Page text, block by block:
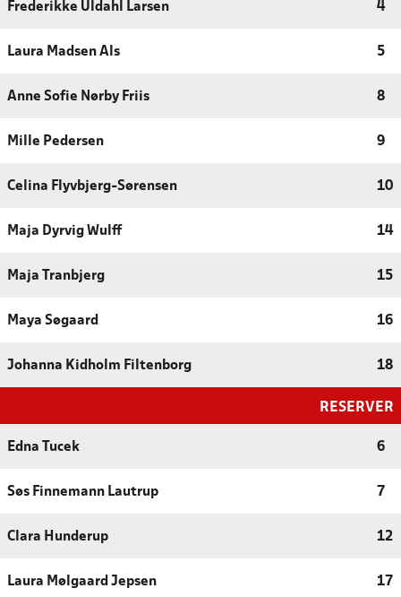
Frederikke Uldahl Larsen 4
Laura Madsen Als 5
Anne Sofie Nørby Friis 8
Mille Pedersen 9
Celina Flyvbjerg-Sørensen 10
Maja Dyrvig Wulff 14
Maja Tranbjerg 15
Maya Søgaard 16
Johanna Kidholm Filtenborg 18
RESERVER
Edna Tucek 6
Søs Finnemann Lautrup 7
Clara Hunderup 12
Laura Mølgaard Jepsen 17